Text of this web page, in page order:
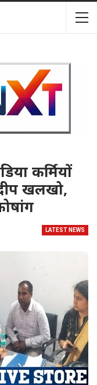
कर्मियों
खलखो,
LATEST NEWS